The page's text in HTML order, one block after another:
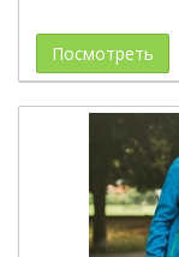
Посмотреть